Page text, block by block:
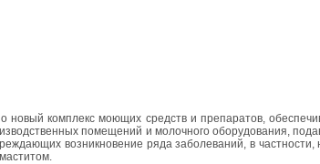
новый ком­плекс мо­ю­щих средств и пре­па­ра­тов,
по­ме­ще­ний и мо­лоч­но­го обо­ру­до­ва­ния,
воз­ник­но­ве­ние ряда за­бо­ле­ва­ний, в